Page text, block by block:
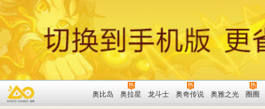
奥比岛 奥拉星 龙斗士 奥奇传说 奥雅之光 圈圈